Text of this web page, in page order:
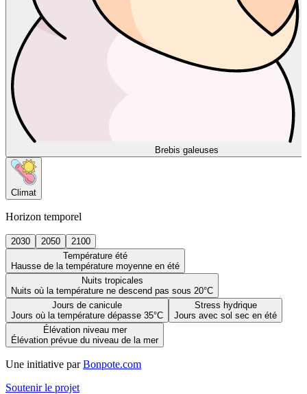
Brebis galeuses
Climat
Horizon temporel
2030 2050
2100
Température été
Hausse de la température moyenne en été
Nuits tropicales
Nuits où la température ne descend pas sous 20°C
Jours de canicule
Jours où la température dépasse 35°C
Stress hydrique
Jours avec sol sec en été
Élévation niveau mer
Élévation prévue du niveau de la mer
Une initiative par Bonpote.com
Soutenir le projet